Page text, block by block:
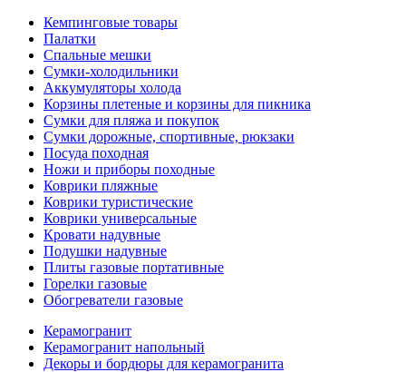
Кемпинговые товары
Палатки
Спальные мешки
Сумки-холодильники
Аккумуляторы холода
Корзины плетеные и корзины для пикника
Сумки для пляжа и покупок
Сумки дорожные, спортивные, рюкзаки
Посуда походная
Ножи и приборы походные
Коврики пляжные
Коврики туристические
Коврики универсальные
Кровати надувные
Подушки надувные
Плиты газовые портативные
Горелки газовые
Обогреватели газовые
Керамогранит
Керамогранит напольный
Декоры и бордюры для керамогранита